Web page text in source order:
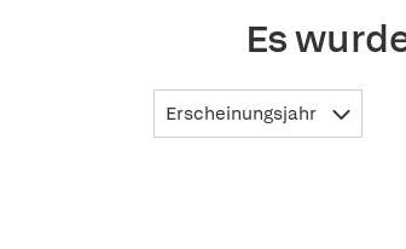
Es
Erscheinungsjahr